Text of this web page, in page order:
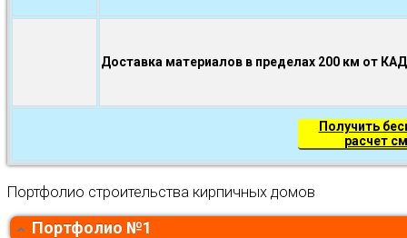
Доставка материалов в пределах 200 км от
Получить
расчет
Портфолио строительства кирпичных домов
Портфолио №1